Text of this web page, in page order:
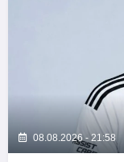
08.08.2026 - 21:58